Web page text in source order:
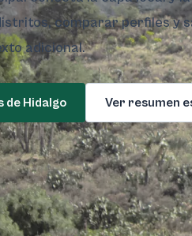
comparar perfiles y
adicional.
de Hidalgo Ver resumen